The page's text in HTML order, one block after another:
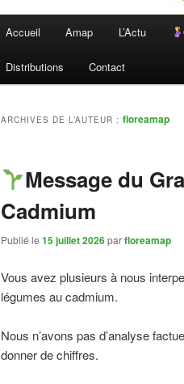
Accueil Amap L’Actu
Distributions Contact
ARCHIVES DE L’AUTEUR :floreamap
Message du
Cadmium
Publié le15 juillet 2026 parfloreamap
Vous avez plusieurs à nous
légumes au cadmium.
Nous n’avons pas d’analyse
donner de chiffres.